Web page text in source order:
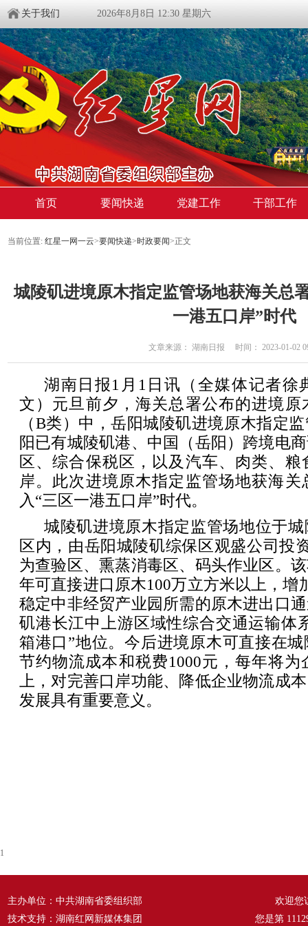
关于我们 2026年8月8日 12:30 星期六
首页 要闻快递 党建工作 干部工作
当前位置: 红星一网一云>要闻快递>时政要闻>正文
城陵矶进境原木指定监管场地获海关总
一港五口岸”时代
文章来源： 湖南日报 时间： 2023-01-02
湖南日报1月1日讯（全媒体记者徐
文）元旦前夕，海关总署公布的进境原
（B类）中，岳阳城陵矶进境原木指定
阳已有城陵矶港、中国（岳阳）跨境电
区、综合保税区，以及汽车、肉类、
岸。此次进境原木指定监管场地获海
入“三区一港五口岸”时代。
城陵矶进境原木指定监管场地位于
区内，由岳阳城陵矶综保区观盛公司投
为查验区、熏蒸消毒区、码头作业区。
年可直接进口原木100万立方米以上，增
稳定中非经贸产业园所需的原木进出口
矶港长江中上游区域性综合交通运输体
箱港口”地位。今后进境原木可直接在
节约物流成本和税费1000元，每年将为
上，对完善口岸功能、降低企业物流成
发展具有重要意义。
1
主办单位：中共湖南省委组织部
技术支持：湖南红网新媒体集团
欢迎您
您是第